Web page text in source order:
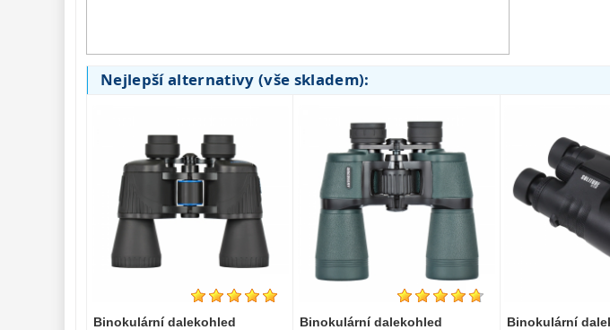
Astronomické
turistické
114
Univerzální 38
Kapesní 14
Dětské
Námořní 12
Sportovní
Divadelní
Dálkoměry a Noční
Nejlepší alternativy (vše skladem):
Binokulární dalekohled
Binokulární dalekohled
Binokulární